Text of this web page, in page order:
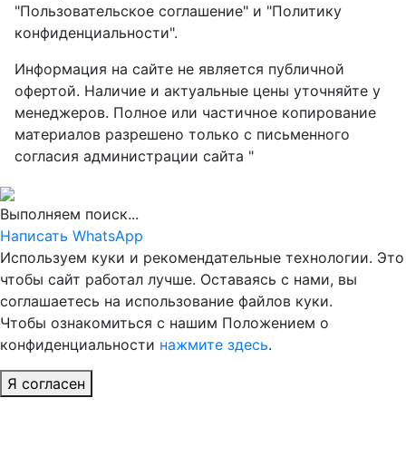
"Пользовательское соглашение" и "Политику
конфиденциальности".
Информация на сайте не является публичной
офертой. Наличие и актуальные цены уточняйте у
менеджеров. Полное или частичное копирование
материалов разрешено только с письменного
согласия администрации сайта "
Выполняем поиск...
Написать WhatsApp
Используем куки и рекомендательные технологии. Это
чтобы сайт работал лучше. Оставаясь с нами, вы
соглашаетесь на использование файлов куки.
Чтобы ознакомиться с нашим Положением о
конфиденциальности нажмите здесь.
Я согласен